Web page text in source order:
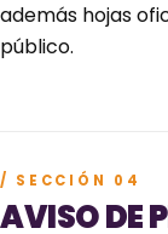
además hojas
público.
/ SECCIÓN 04
AVISO DE